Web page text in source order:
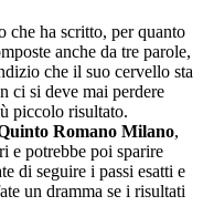
che ha scritto, per quanto
anche da tre parole,
che il suo cervello sta
ci si deve mai perdere
piccolo risultato.
Romano Milano,
e potrebbe poi sparire
di seguire i passi esatti e
un dramma se i risultati